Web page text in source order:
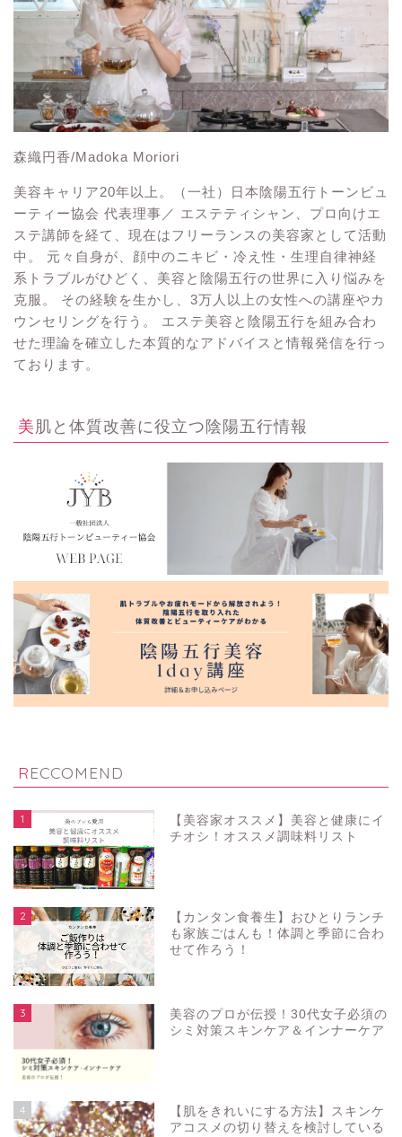
森織円香/Madoka Moriori
美容キャリア20年以上。（一社）日本陰陽五行トーンビュ
ーティー協会 代表理事／ エステティシャン、プロ向けエ
ステ講師を経て、現在はフリーランスの美容家として活動
中。 元々自身が、顔中のニキビ・冷え性・生理自律神経
系トラブルがひどく、美容と陰陽五行の世界に入り悩みを
克服。 その経験を生かし、3万人以上の女性への講座やカ
ウンセリングを行う。 エステ美容と陰陽五行を組み合わ
せた理論を確立した本質的なアドバイスと情報発信を行っ
ております。
美肌と体質改善に役立つ陰陽五行情報
RECCOMEND
1
【美容家オススメ】美容と健康にイ
チオシ！オススメ調味料リスト
2
【カンタン食養生】おひとりランチ
も家族ごはんも！体調と季節に合わ
せて作ろう！
3
美容のプロが伝授！30代女子必須の
シミ対策スキンケア＆インナーケア
4
【肌をきれいにする方法】スキンケ
アコスメの切り替えを検討している